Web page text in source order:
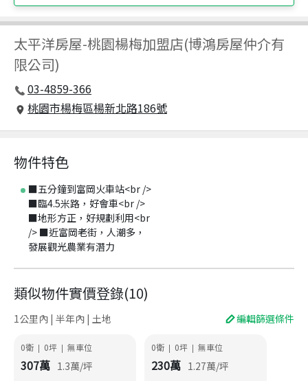
太平洋房屋-桃園楊梅加盟店(博鴻房屋仲介有
限公司)
03-4859-366
桃園市楊梅區楊新北路186號
物件特色
■五分鐘到富岡火車站<br />
■臨4.5米路，好會車<br />
■地形方正，好規劃利用<br
/> ■近富岡老街，人潮多，
發展觀光農業有潛力
類似物件實價登錄(10)
1公里內 | 半年內 | 土地 編輯篩選條件
0衛 | 0坪 | 無車位
307萬 1.3萬/坪
0衛 | 0坪 | 無車位
230萬 1.27萬/坪